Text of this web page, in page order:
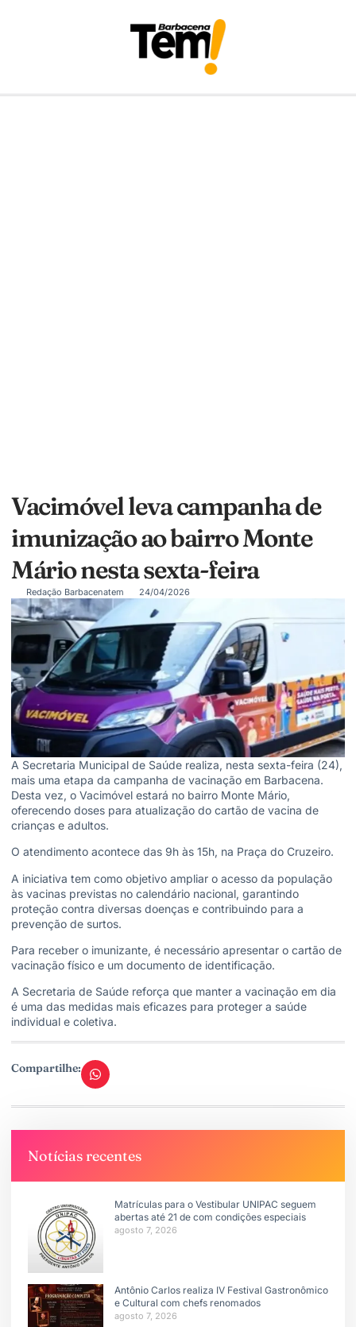
Vacimóvel leva campanha de
imunização ao bairro Monte
Mário nesta sexta-feira
Redação Barbacenatem 24/04/2026
A Secretaria Municipal de Saúde realiza, nesta sexta-feira (24),
mais uma etapa da campanha de vacinação em Barbacena.
Desta vez, o Vacimóvel estará no bairro Monte Mário,
oferecendo doses para atualização do cartão de vacina de
crianças e adultos.
O atendimento acontece das 9h às 15h, na Praça do Cruzeiro.
A iniciativa tem como objetivo ampliar o acesso da população
às vacinas previstas no calendário nacional, garantindo
proteção contra diversas doenças e contribuindo para a
prevenção de surtos.
Para receber o imunizante, é necessário apresentar o cartão de
vacinação físico e um documento de identificação.
A Secretaria de Saúde reforça que manter a vacinação em dia
é uma das medidas mais eficazes para proteger a saúde
individual e coletiva.
Compartilhe:
Notícias recentes
Matrículas para o Vestibular UNIPAC seguem
abertas até 21 de com condições especiais
agosto 7, 2026
Antônio Carlos realiza IV Festival Gastronômico
e Cultural com chefs renomados
agosto 7, 2026